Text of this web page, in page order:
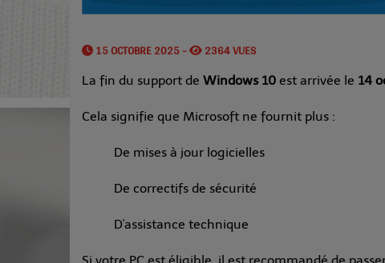
15 OCTOBRE 2025 - 2364 VUES
La fin du support de Windows 10 est arrivée le 14
Cela signifie que Microsoft ne fournit plus :
De mises à jour logicielles
De correctifs de sécurité
D'assistance technique